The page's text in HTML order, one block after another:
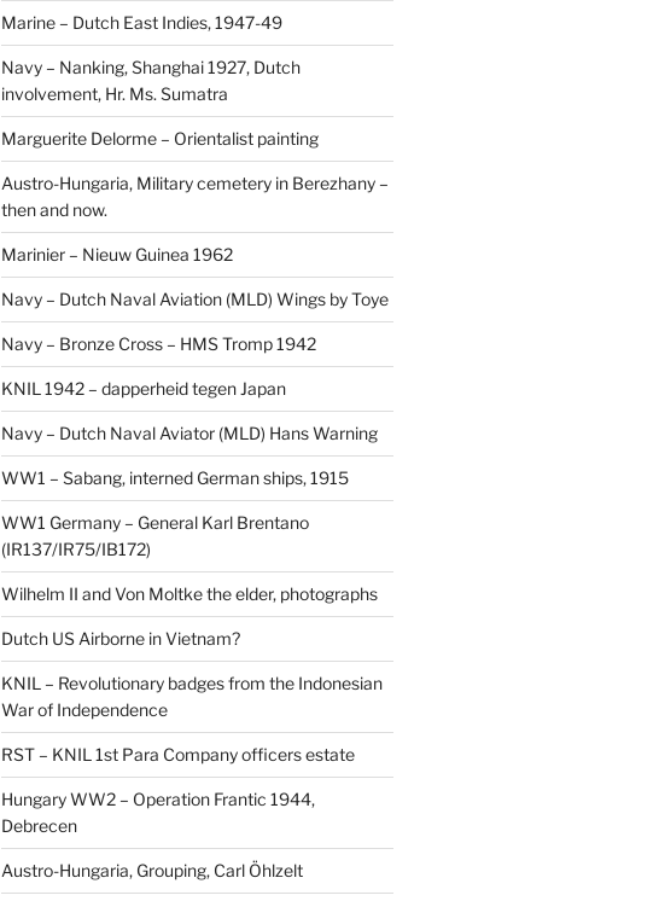
Marine – Dutch East Indies, 1947-49
Navy – Nanking, Shanghai 1927, Dutch
involvement, Hr. Ms. Sumatra
Marguerite Delorme – Orientalist painting
Austro-Hungaria, Military cemetery in Berezhany –
then and now.
Marinier – Nieuw Guinea 1962
Navy – Dutch Naval Aviation (MLD) Wings by Toye
Navy – Bronze Cross – HMS Tromp 1942
KNIL 1942 – dapperheid tegen Japan
Navy – Dutch Naval Aviator (MLD) Hans Warning
WW1 – Sabang, interned German ships, 1915
WW1 Germany – General Karl Brentano
(IR137/IR75/IB172)
Wilhelm II and Von Moltke the elder, photographs
Dutch US Airborne in Vietnam?
KNIL – Revolutionary badges from the Indonesian
War of Independence
RST – KNIL 1st Para Company officers estate
Hungary WW2 – Operation Frantic 1944,
Debrecen
Austro-Hungaria, Grouping, Carl Öhlzelt